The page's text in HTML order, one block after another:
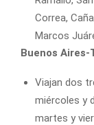
Correa,
Marcos
Buenos Aires-
Viajan dos
miércoles y
martes y